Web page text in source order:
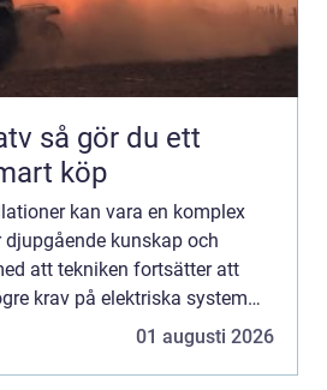
ett
köp
kan vara en komplex
kunskap och
att tekniken fortsätter att
krav på elektriska system
01 augusti 2026